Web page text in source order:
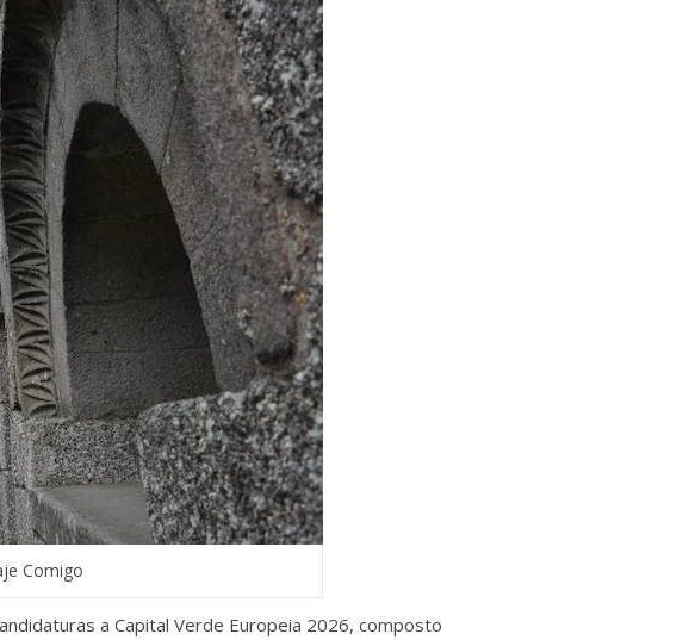
Comigo
a Capital Verde Europeia 2026, composto